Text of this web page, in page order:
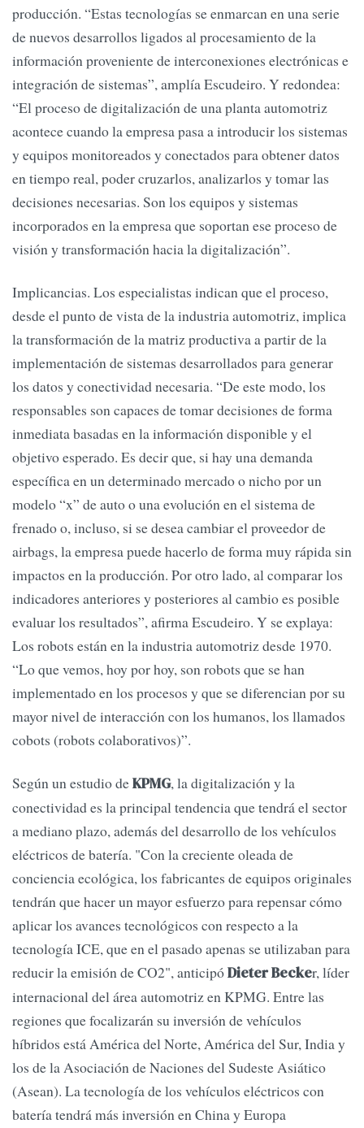
producción. “Estas tecnologías se enmarcan en una serie
de nuevos desarrollos ligados al procesamiento de la
información proveniente de interconexiones electrónicas e
integración de sistemas”, amplía Escudeiro. Y redondea:
“El proceso de digitalización de una planta automotriz
acontece cuando la empresa pasa a introducir los sistemas
y equipos monitoreados y conectados para obtener datos
en tiempo real, poder cruzarlos, analizarlos y tomar las
decisiones necesarias. Son los equipos y sistemas
incorporados en la empresa que soportan ese proceso de
visión y transformación hacia la digitalización”.
Implicancias. Los especialistas indican que el proceso,
desde el punto de vista de la industria automotriz, implica
la transformación de la matriz productiva a partir de la
implementación de sistemas desarrollados para generar
los datos y conectividad necesaria. “De este modo, los
responsables son capaces de tomar decisiones de forma
inmediata basadas en la información disponible y el
objetivo esperado. Es decir que, si hay una demanda
específica en un determinado mercado o nicho por un
modelo “x” de auto o una evolución en el sistema de
frenado o, incluso, si se desea cambiar el proveedor de
airbags, la empresa puede hacerlo de forma muy rápida sin
impactos en la producción. Por otro lado, al comparar los
indicadores anteriores y posteriores al cambio es posible
evaluar los resultados”, afirma Escudeiro. Y se explaya:
Los robots están en la industria automotriz desde 1970.
“Lo que vemos, hoy por hoy, son robots que se han
implementado en los procesos y que se diferencian por su
mayor nivel de interacción con los humanos, los llamados
cobots (robots colaborativos)”.
Según un estudio deKPMG, la digitalización y la
conectividad es la principal tendencia que tendrá el sector
a mediano plazo, además del desarrollo de los vehículos
eléctricos de batería. "Con la creciente oleada de
conciencia ecológica, los fabricantes de equipos originales
tendrán que hacer un mayor esfuerzo para repensar cómo
aplicar los avances tecnológicos con respecto a la
tecnología ICE, que en el pasado apenas se utilizaban para
reducir la emisión de CO2", anticipóDieter Becker, líder
internacional del área automotriz en KPMG. Entre las
regiones que focalizarán su inversión de vehículos
híbridos está América del Norte, América del Sur, India y
los de la Asociación de Naciones del Sudeste Asiático
(Asean). La tecnología de los vehículos eléctricos con
batería tendrá más inversión en China y Europa